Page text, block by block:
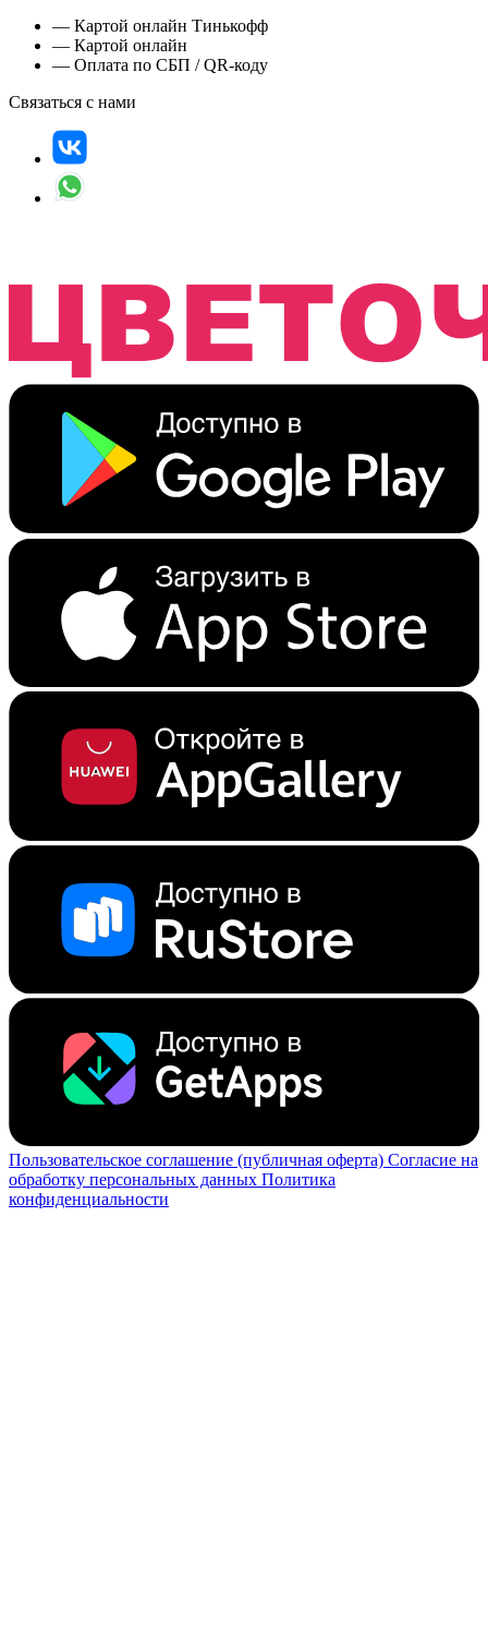
— Картой онлайн Тинькофф
— Картой онлайн
— Оплата по СБП / QR-коду
Связаться с нами
Пользовательское соглашение (публичная оферта) Согласие на
обработку персональных данных Политика
конфиденциальности